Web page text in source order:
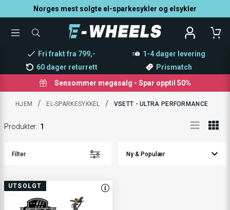
Norges mest solgte el-sparkesykler og elsykler
TOGGLESØK
KATEGORI,
Fri frakt fra 799,-
1-4 dager levering
60 dager returrett
Prismatch
Sensommer megasalg - Spar opptil 50%
HJEM / EL-SPARKESYKKEL / VSETT - ULTRA PERFORMANCE
Produkter: 1
Filter
UTSOLGT